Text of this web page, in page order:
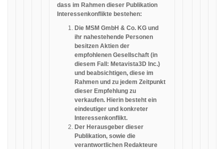
dass im Rahmen dieser Publikation
Interessenkonflikte bestehen:
Die MSM GmbH & Co. KG und
ihr nahestehende Personen
besitzen Aktien der
empfohlenen Gesellschaft (in
diesem Fall: Metavista3D Inc.)
und beabsichtigen, diese im
Rahmen und zu jedem Zeitpunkt
dieser Empfehlung zu
verkaufen. Hierin besteht ein
eindeutiger und konkreter
Interessenkonflikt.
Der Herausgeber dieser
Publikation, sowie die
verantwortlichen Redakteure